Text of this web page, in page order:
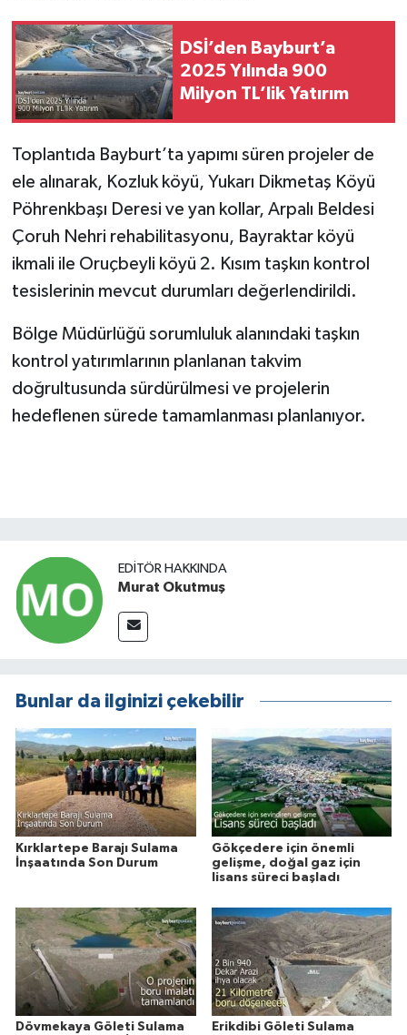
DSİ’den Bayburt’a
2025 Yılında 900
Milyon TL’lik Yatırım
Toplantıda Bayburt’ta yapımı süren projeler de
ele alınarak, Kozluk köyü, Yukarı Dikmetaş Köyü
Pöhrenkbaşı Deresi ve yan kollar, Arpalı Beldesi
Çoruh Nehri rehabilitasyonu, Bayraktar köyü
ikmali ile Oruçbeyli köyü 2. Kısım taşkın kontrol
tesislerinin mevcut durumları değerlendirildi.
Bölge Müdürlüğü sorumluluk alanındaki taşkın
kontrol yatırımlarının planlanan takvim
doğrultusunda sürdürülmesi ve projelerin
hedeflenen sürede tamamlanması planlanıyor.
EDITÖR HAKKINDA
Murat Okutmuş
Bunlar da ilginizi çekebilir
Kırklartepe Barajı Sulama
İnşaatında Son Durum
Gökçedere için önemli
gelişme, doğal gaz için
lisans süreci başladı
Dövmekaya Göleti Sulama Erikdibi Göleti Sulama